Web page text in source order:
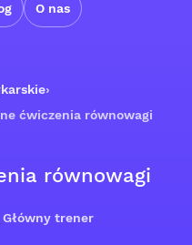
O nas
›
ćwiczenia równowagi
równowagi
Główny trener